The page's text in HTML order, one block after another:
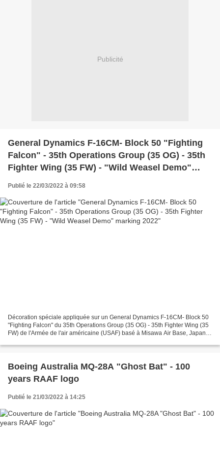
Publicité
General Dynamics F-16CM- Block 50 "Fighting
Falcon" - 35th Operations Group (35 OG) - 35th
Fighter Wing (35 FW) - "Wild Weasel Demo"
Publié le 22/03/2022 à 09:58
Décoration spéciale appliquée sur un General Dynamics F-16CM- Block 50
"Fighting Falcon" du 35th Operations Group (35 OG) - 35th Fighter Wing (35
FW) de l'Armée de l'air américaine (USAF) basé à Misawa Air Base, Japan
Boeing Australia MQ-28A "Ghost Bat" - 100
years RAAF logo
Publié le 21/03/2022 à 14:25